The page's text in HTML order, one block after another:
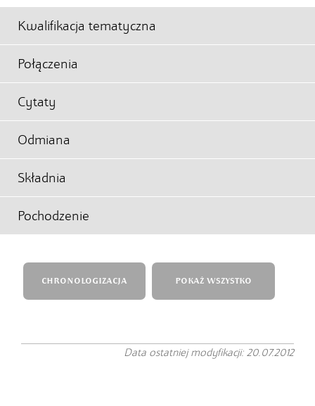
Kwalifikacja tematyczna
Połączenia
Cytaty
Odmiana
Składnia
Pochodzenie
CHRONOLOGIZACJA POKAŻ WSZYSTKO
Data ostatniej modyfikacji: 20.07.2012